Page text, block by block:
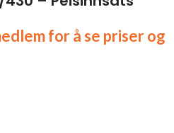
for å se priser og